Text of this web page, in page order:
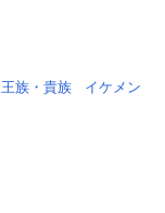
王族・貴族 イケメン